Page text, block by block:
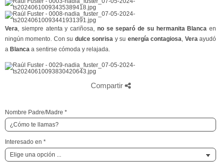
Vera, siempre atenta y cariñosa, no se separó de su hermanita Blanca en
ningún momento. Con su dulce sonrisa y su energía contagiosa, Veraayudó
a Blanca a sentirse cómoda y relajada.
Compartir
Nombre Padre/Madre *
Interesado en *